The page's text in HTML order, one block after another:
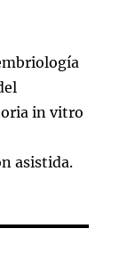
in vitro
asistida.